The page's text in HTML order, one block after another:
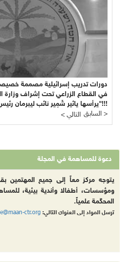
دورات تدريب إسرائيلية مصممة
في القطاع الزراعي تحت إشراف وزارة
يرأسها يائير شَمِير نائب ليبرمان رئيس "إسرائيل بيتنا"!!!
< التالي
السابق >
دعوة للمساهمة في المجلة
يتوجه مركز معاً إلى جميع المهتمين
ومؤسسات، أطفالا وأندية بيئية،
المحكّمة علمياً.
ترسل المواد إلى العنوان التالي: ctr.org